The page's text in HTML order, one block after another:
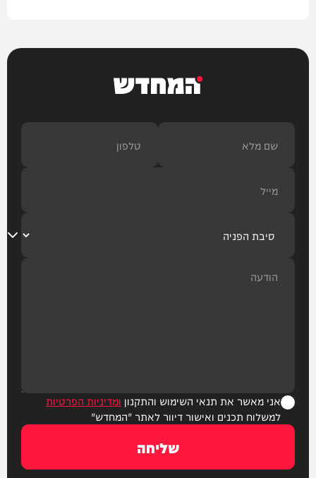
המחדש
אני מאשר את תנאי השימוש והתקנון ומדיניות הפרטיות
למשלוח תכנים ואישור דיוור לאתר "המחדש"
שליחה